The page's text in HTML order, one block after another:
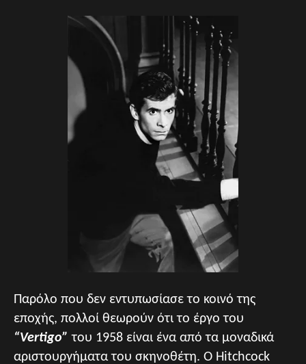
Παρόλο που δεν εντυπωσίασε το κοινό της
εποχής, πολλοί θεωρούν ότι το έργο του
“Vertigo” του 1958 είναι ένα από τα μοναδικά
αριστουργήματα του σκηνοθέτη. Ο Hitchcock